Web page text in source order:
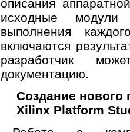
описания
исходные
выполнения
включаются
разработчик
документацию.
Создание нового
Xilinx Platform